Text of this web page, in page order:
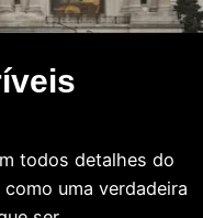
todos detalhes do
uma verdadeira